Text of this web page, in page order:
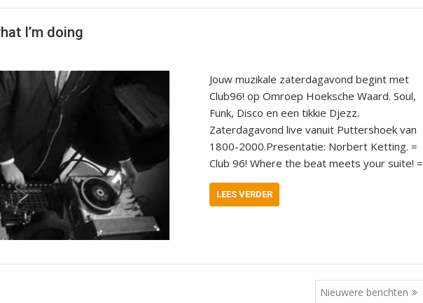
I’m doing
Jouw muzikale zaterdagavond begint met
Club96! op Omroep Hoeksche Waard. Soul,
Funk, Disco en een tikkie Djezz.
Zaterdagavond live vanuit Puttershoek van
1800-2000.Presentatie: Norbert Ketting. =
Club 96! Where the beat meets your suite! =
LEES VERDER
Nieuwere berichten